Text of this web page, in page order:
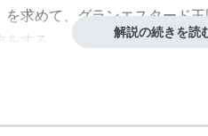
を求めて、グランエスタード
する。
弟・鉄雄がおこした出版社。
解説の続きを読